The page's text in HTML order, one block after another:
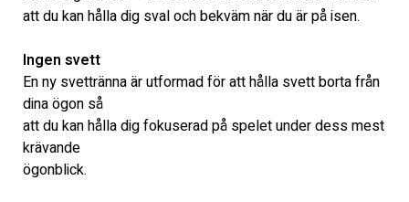
att du kan hålla dig sval och bekväm när du är på isen.
Ingen svett
En ny svettränna är utformad för att hålla svett borta från
dina ögon så
att du kan hålla dig fokuserad på spelet under dess mest
krävande
ögonblick.